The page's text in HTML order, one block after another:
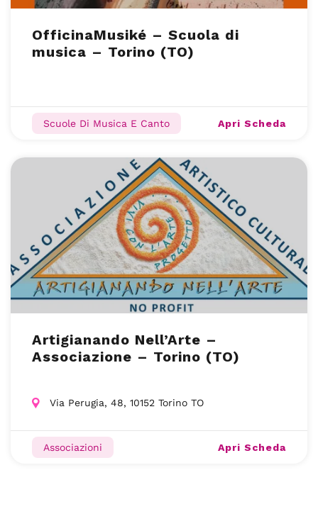
OfficinaMusiké – Scuola di
musica – Torino (TO)
Scuole Di Musica E Canto Apri Scheda
Artigianando Nell’Arte –
Associazione – Torino (TO)
Via Perugia, 48, 10152 Torino TO
Associazioni Apri Scheda